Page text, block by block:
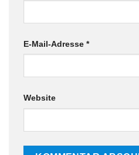
E-Mail-Adresse *
Website